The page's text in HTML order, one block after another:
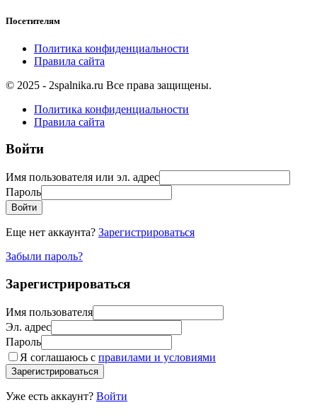
Посетителям
Политика конфиденциальности
Правила сайта
© 2025 - 2spalnika.ru Все права защищены.
Политика конфиденциальности
Правила сайта
Войти
Имя пользователя или эл. адрес
Пароль
Войти
Еще нет аккаунта? Зарегистрироваться
Забыли пароль?
Зарегистрироваться
Имя пользователя
Эл. адрес
Пароль
Я соглашаюсь с правилами и условиями
Зарегистрироваться
Уже есть аккаунт? Войти